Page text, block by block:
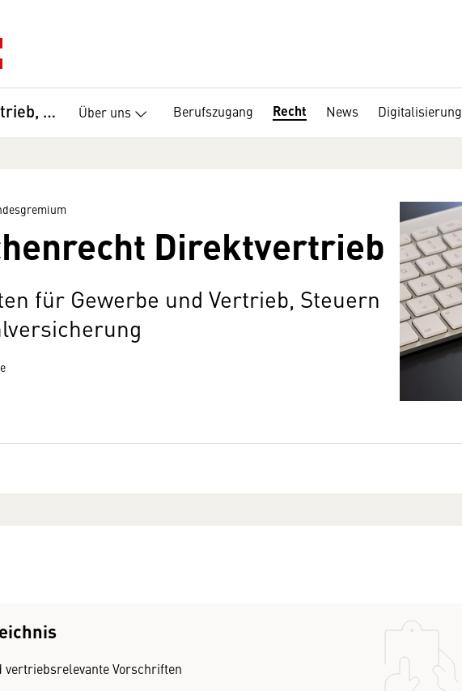
Direktvertrieb, Bundesgremium Über uns Berufszugang Recht News Digitalisierung
Direktvertrieb
für Gewerbe und Vertrieb, Steuern
vertriebsrelevante Vorschriften